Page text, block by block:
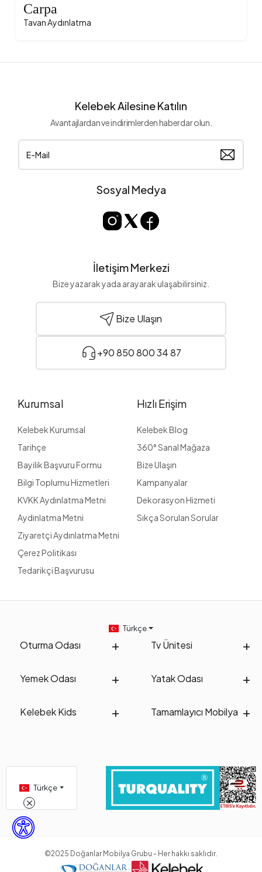
Carpa
Tavan Aydınlatma
Kelebek Ailesine Katılın
Avantajlardan ve indirimlerden haberdar olun.
Sosyal Medya
İletişim Merkezi
Bize yazarak yada arayarak ulaşabilirsiniz.
Bize Ulaşın
+90 850 800 34 87
Kurumsal
Kelebek Kurumsal
Tarihçe
Bayilik Başvuru Formu
Bilgi Toplumu Hizmetleri
KVKK Aydınlatma Metni
Aydınlatma Metni
Ziyaretçi Aydınlatma Metni
Çerez Politikası
Tedarikçi Başvurusu
Hızlı Erişim
Kelebek Blog
360° Sanal Mağaza
Bize Ulaşın
Kampanyalar
Dekorasyon Hizmeti
Sıkça Sorulan Sorular
Oturma Odası Tv Ünitesi
Yemek Odası Yatak Odası
Kelebek Kids Tamamlayıcı Mobilya
Türkçe
Türkçe
©2025 Doğanlar Mobilya Grubu - Her hakkı saklıdır.